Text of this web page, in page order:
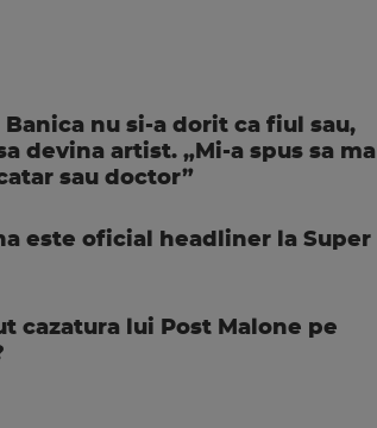
Banica nu si-a dorit ca fiul sau,
devina artist. „Mi-a spus sa ma
sau doctor”
este oficial headliner la Super
cazatura lui Post Malone pe